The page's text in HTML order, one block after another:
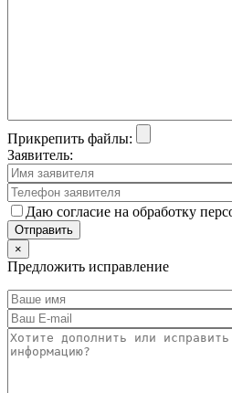
Прикрепить файлы:
Заявитель:
Даю согласие на обработку
×
Предложить исправление